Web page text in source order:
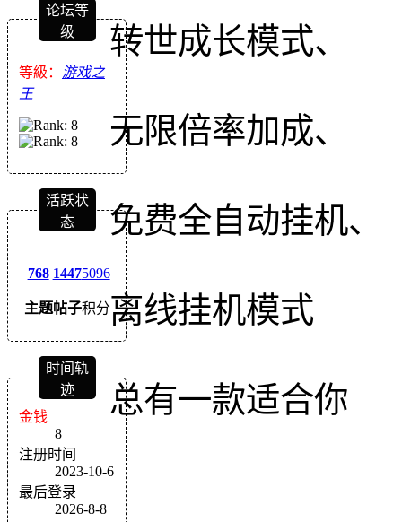
论坛等
级
等級： 游戏之
王
活跃状
态
768
主题
1447
帖子
5096
积分
时间轨
迹
金钱
8
注册时间
2023-10-6
最后登录
2026-8-8
转世成长模式、
无限倍率加成、
免费全自动挂机、
离线挂机模式
总有一款适合你